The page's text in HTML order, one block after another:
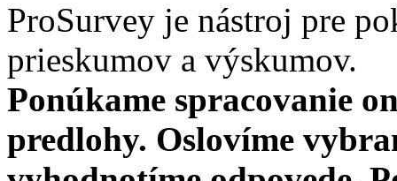
ProSurvey je nástroj pre
prieskumov a výskumov.
Ponúkame spracovanie
predlohy. Oslovíme